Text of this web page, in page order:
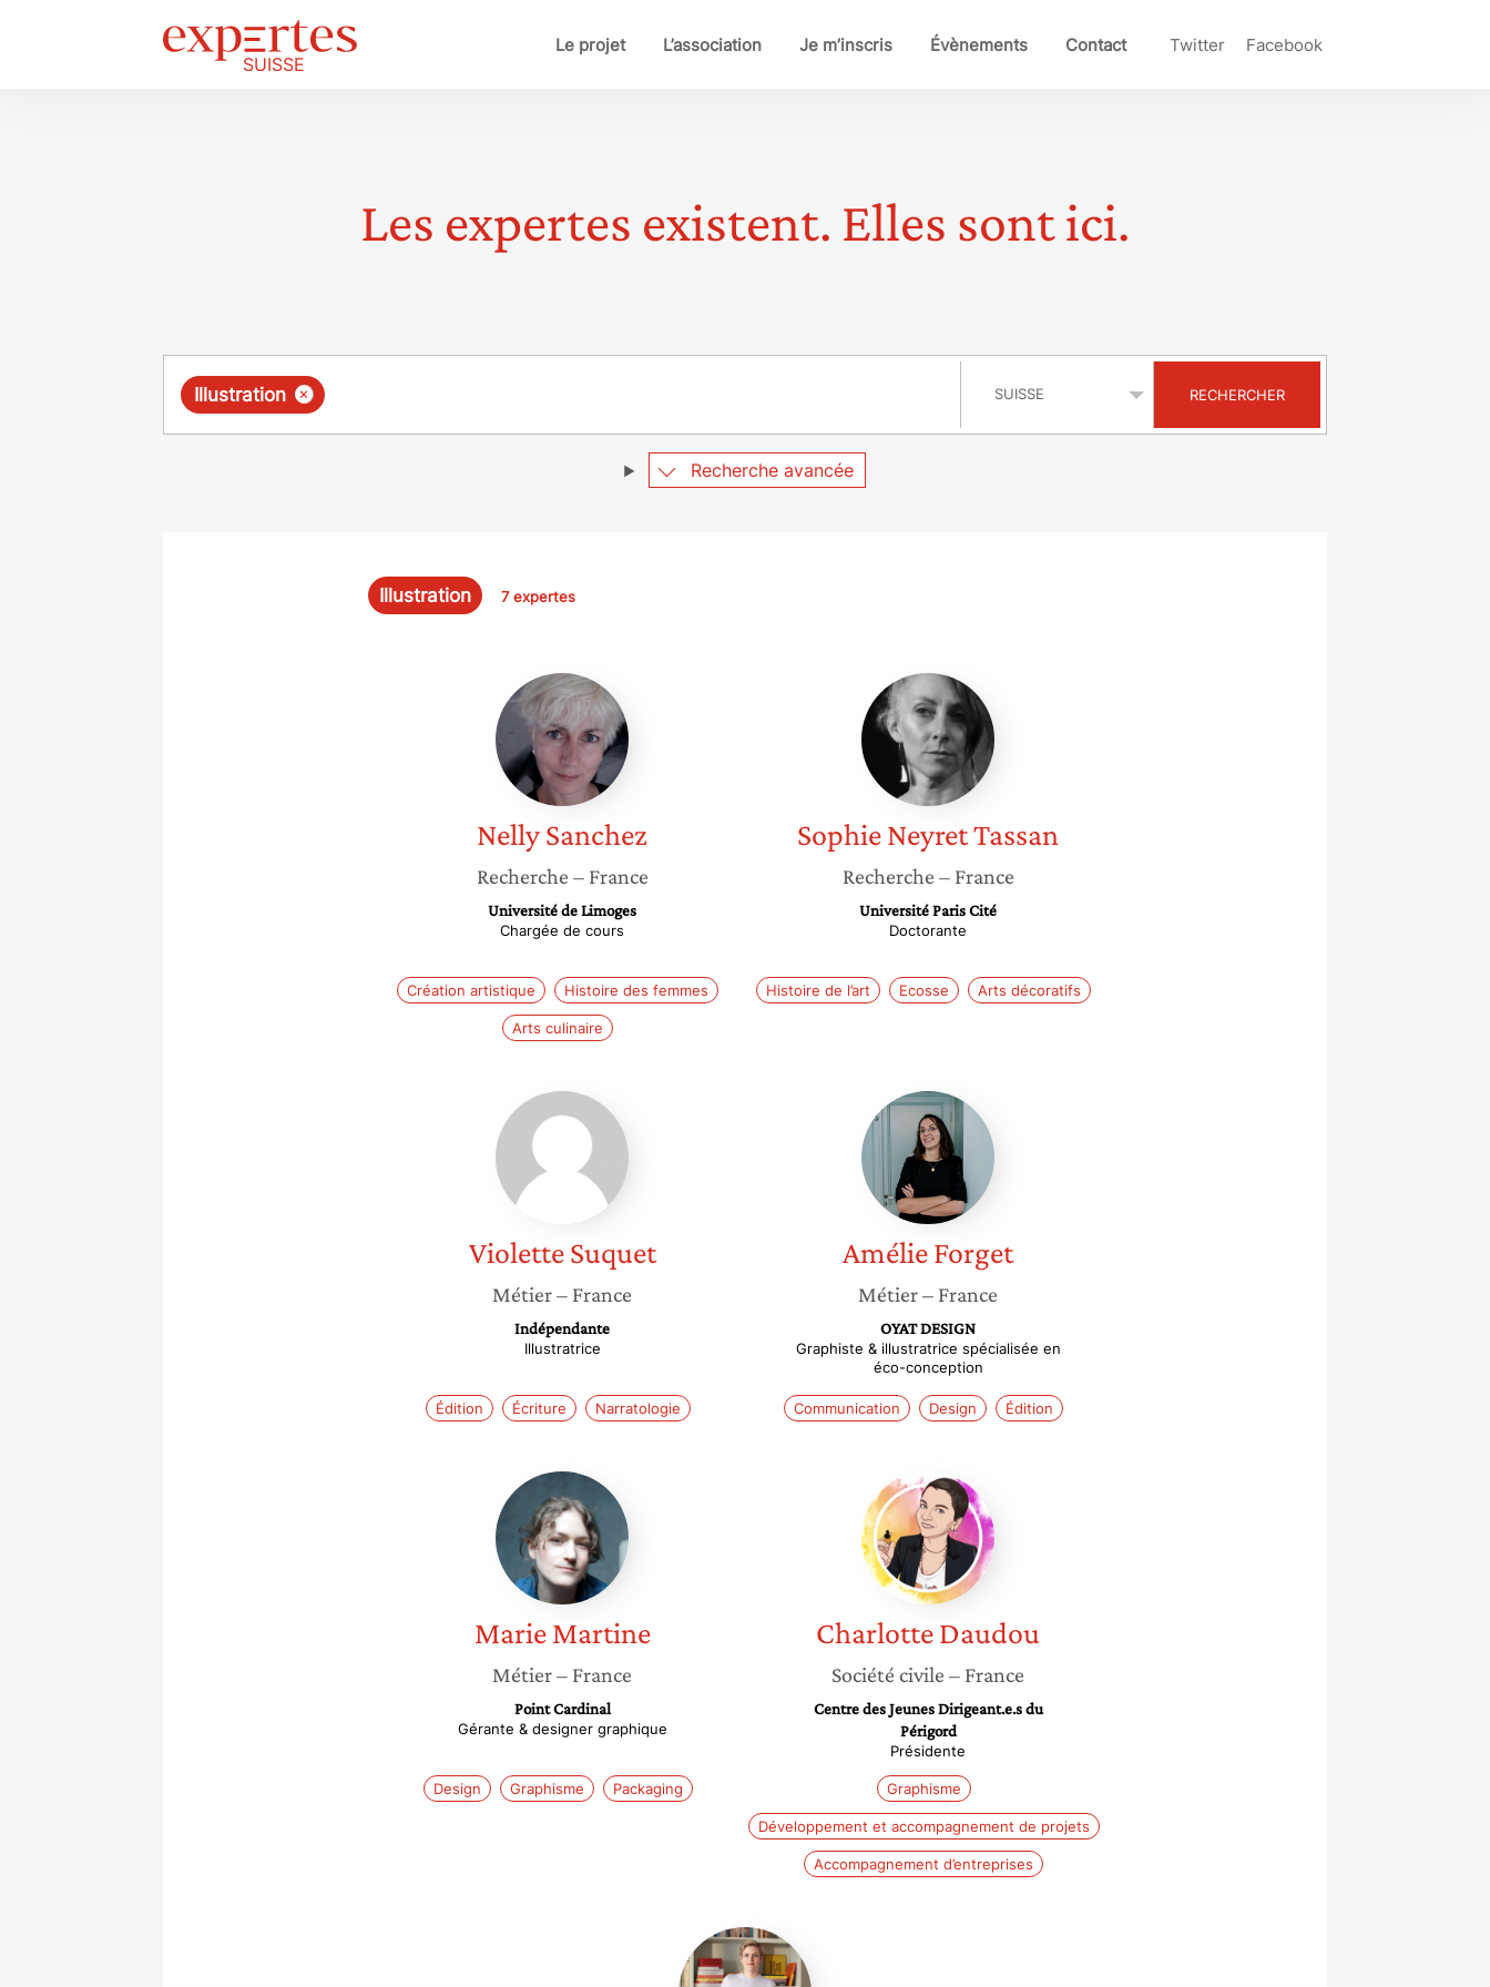
Le projet L’association Je m’inscris Évènements Contact Twitter Facebook
Les expertes existent. Elles sont ici.
Requête×
Illustration RECHERCHER
Recherche avancée
Illustration 7 expertes
Nelly
Sanchez
NellySanchez
Recherche – France
Université de Limoges
Chargée de cours
Création artistique Histoire des femmes
Arts culinaire
Sophie
Neyret
Tassan
SophieNeyret Tassan
Recherche – France
Université Paris Cité
Doctorante
Histoire de l’art Ecosse Arts décoratifs
Violette
Suquet
Violette Suquet
Métier– France
Indépendante
Illustratrice
Édition Écriture Narratologie
Amélie
Forget
AmélieForget
Métier– France
OYAT DESIGN
Graphiste & illustratrice spécialisée en
éco-conception
Communication Design Édition
Marie
Martine
Marie Martine
Métier– France
Point Cardinal
Gérante & designer graphique
Design Graphisme Packaging
Charlotte
Daudou
CharlotteDaudou
Société civile – France
Centre des Jeunes Dirigeant.e.s du
Périgord
Présidente
Graphisme
Développement et accompagnement de projets
Accompagnement d’entreprises
Madeleine
Masse